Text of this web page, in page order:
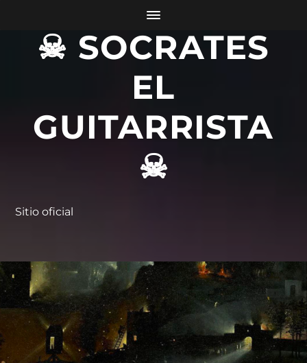
☠ SOCRATES
EL
GUITARRISTA
☠
Sitio oficial